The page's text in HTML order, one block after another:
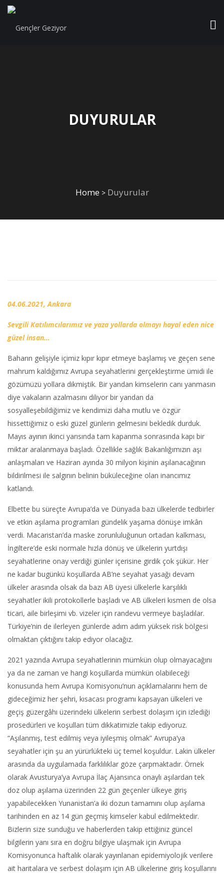
DUYURULAR
Home > Duyurular
04.06.2021, Ankara
Sevgili Katılımcılarımız ve yaza yollarda olmayı hayal eden nice
güzel insan…
Baharın gelişiyle içimiz kıpır kıpır etmeye başlamış ve geçen sene
mahrum kaldığımız Avrupa seyahatlerini gerçekleştirme ümidi ile
gözümüzü yollara dikmiştik. Bir yandan kimselerin canı yanmasın
diye vakaların azalmasını diliyor bir yandan da
sosyalleşebildiğimiz ve kendimizi daha mutlu ve özgür
hissettiğimiz o eski güzel günlerin gelmesini bekledik durduk.
Mayıs ayının ikinci yarısında tam kapanma sonrasında kapı bir
miktar aralanmaya başladı. Özellikle sağlık Bakanlığımızın aşı
anlaşmaları ve Haziran ayında 30 milyon kişinin aşılanacağının
bildirilmesi ile salgının belinin büküleceğine olan inancımız
katlandı.
Elbette bu süreçte Avrupa’da ve Dünyada bazı ülkelerde tedbirler
ve etkin aşılama programları gündelik yaşama dönüşe imkân
verdi. Macaristan’da maske zorunluluğunun ortadan kalkması,
İngiltere’de eski normale hızla dönüş ve ülkelerin yurtdışı
seyahatlerine onay verdiği günler içerisine girdik çok şükür. Her
ne kadar bugünkü koşullarda AB’ne seyahat yasağı devam
ülkeler arasında olsak da bazı AB üyesi ülkelerle karşılıklı
seyahatler ikili protokollerle başladı ve AB ülkeleri kısmen de olsa
ticari, aile birleşimi vb. vizeler için randevu vermeye başladılar.
Türkiye’nin de ilerleyen günlerde adım adım yüksek risk bölgesi
olmaktan çıktığını takip ediyor olacağız.
2021 yazında Avrupa seyahatlerinin mümkün olup olmayacağını
ya da ne zaman ve hangi koşullarda mümkün olabileceği
konusunda hem Avrupa Komisyonu’nun açıklamalarını hem de
gideceğimiz her şehri, kısacası programı kapsayan ülkeleri ve
geçiş güzergâhı üzerindeki ülkelerin serbest dolaşım için izlediği
prosedürleri ve koşulları tüm dikkatimizle takip ediyoruz.
“Aşılanmış, test edilmiş veya iyileşmiş olmak” Avrupa’ya
seyahatler için şu an yürürlükteki üç temel koşuldur. Lakin ülkeler
arasında da uygulamada farklılıklar göze çarpmaktadır. Örnek
olarak Avusturya’ya Avrupa İlaç Ajansınca onaylı aşılardan tek
doz olup aşılama üzerinden 22 gün geçenler ülkeye giriş
yapabilecekken Yunanistan’a iki dozun tamamını olup aşılama
tarihinden en az 14 gün geçmiş kimseler kabul edilmektedir.
Bizlerin size sunduğu ve haberlerden takip ettiğiniz güncel
bilgilerin yanı sıra en doğru bilgiye ulaşmak için Avrupa
Komisyonunca haftalık olarak yayınlanan epidemiyolojik verilere
ait haritalara ve serbest dolaşım için AB ülkelerine giriş koşullarını